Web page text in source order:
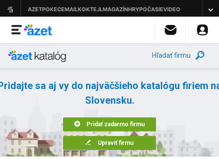
Hľadať firmu
sa aj vy do najväčšieho katalógu firiem
Slovensku.
Pridať zadarmo firmu
Upraviť firmu